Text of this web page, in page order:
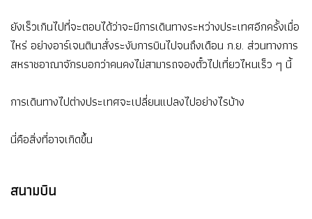
ยังเร็วเกินไปที่จะตอบได้ว่าจะมีการเดินทางระหว่างประเทศอีกครั้งเมื่อ
ไหร่ อย่างอาร์เจนตินาสั่งระงับการบินไปจนถึงเดือน ก.ย. ส่วนทางการ
สหราชอาณาจักรบอกว่าคนคงไม่สามารถจองตั๋วไปเที่ยวไหนเร็ว ๆ นี้
การเดินทางไปต่างประเทศจะเปลี่ยนแปลงไปอย่างไรบ้าง
นี่คือสิ่งที่อาจเกิดขึ้น
สนามบิน